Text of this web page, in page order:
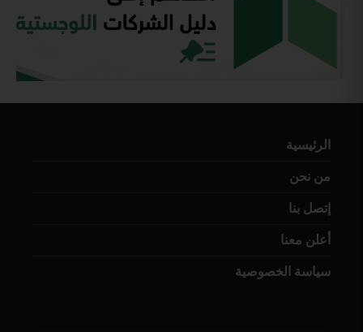
الرئيسية
من نحن
إتصل بنا
أعلن معنا
سياسة الخصوصية